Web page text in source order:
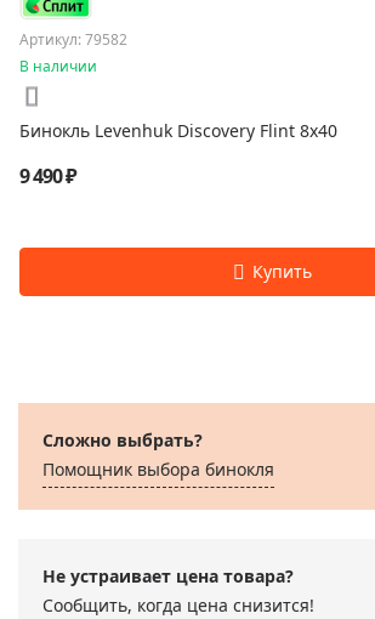
Артикул: 79582
В наличии
Бинокль Levenhuk Discovery Flint 8x40
9 490 ₽
Сложно выбрать?
Помощник выбора бинокля
Не устраивает цена товара?
Сообщить, когда цена снизится!